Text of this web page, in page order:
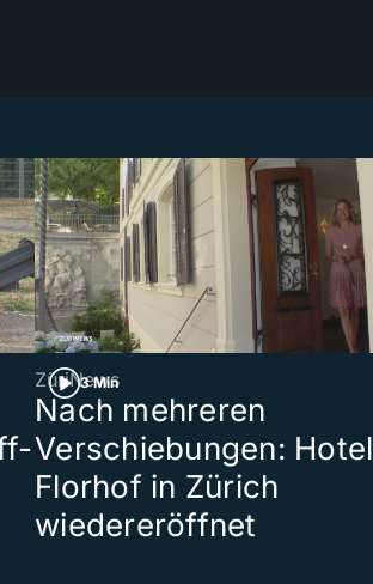
3 Min
ZüriNews
Nach mehreren
Verschiebungen: Hotel
Florhof in Zürich
wiedereröffnet